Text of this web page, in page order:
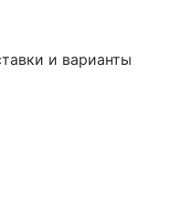
и варианты